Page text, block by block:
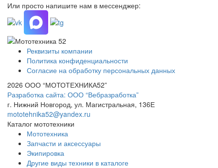
Или просто напишите нам в мессенджер:
Реквизиты компании
Политика конфиденциальности
Согласие на обработку персональных данных
2026 ООО “МОТОТЕХНИКА52”
Разработка сайта: ООО “Вебразработка”
г. Нижний Новгород, ул. Магистральная, 136Е
mototehnika52@yandex.ru
Каталог мототехники
Мототехника
Запчасти и аксессуары
Экипировка
Другие виды техники в каталоге